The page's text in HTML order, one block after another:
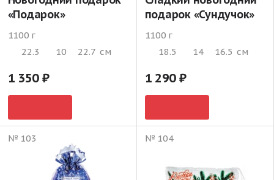
«Подарок»
1100 г
22.3
10 22.7 см
1 350
подарок «Сундучок»
1100 г
18.5
14 16.5 см
1 290
№ 103 № 104